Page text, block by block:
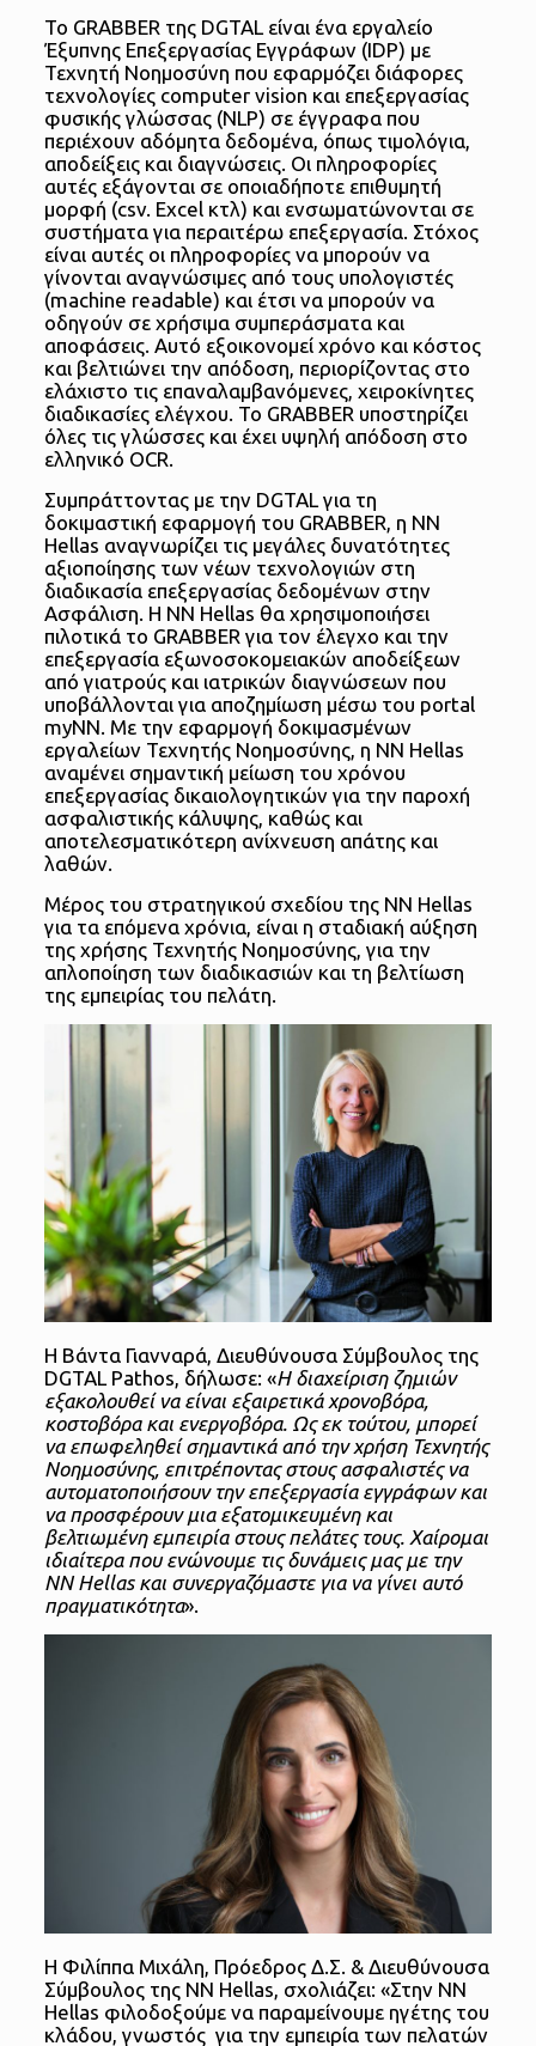
Το GRABBER της DGTAL είναι ένα εργαλείο
Έξυπνης Επεξεργασίας Εγγράφων (IDP) με
Τεχνητή Νοημοσύνη που εφαρμόζει διάφορες
τεχνολογίες computer vision και επεξεργασίας
φυσικής γλώσσας (NLP) σε έγγραφα που
περιέχουν αδόμητα δεδομένα, όπως τιμολόγια,
αποδείξεις και διαγνώσεις. Οι πληροφορίες
αυτές εξάγονται σε οποιαδήποτε επιθυμητή
μορφή (csv. Excel κτλ) και ενσωματώνονται σε
συστήματα για περαιτέρω επεξεργασία. Στόχος
είναι αυτές οι πληροφορίες να μπορούν να
γίνονται αναγνώσιμες από τους υπολογιστές
(machine readable) και έτσι να μπορούν να
οδηγούν σε χρήσιμα συμπεράσματα και
αποφάσεις. Αυτό εξοικονομεί χρόνο και κόστος
και βελτιώνει την απόδοση, περιορίζοντας στο
ελάχιστο τις επαναλαμβανόμενες, χειροκίνητες
διαδικασίες ελέγχου. Το GRABBER υποστηρίζει
όλες τις γλώσσες και έχει υψηλή απόδοση στο
ελληνικό OCR.
Συμπράττοντας με την DGTAL για τη
δοκιμαστική εφαρμογή του GRABBER, η NN
Hellas αναγνωρίζει τις μεγάλες δυνατότητες
αξιοποίησης των νέων τεχνολογιών στη
διαδικασία επεξεργασίας δεδομένων στην
Ασφάλιση. Η NN Hellas θα χρησιμοποιήσει
πιλοτικά το GRABBER για τον έλεγχο και την
επεξεργασία εξωνοσοκομειακών αποδείξεων
από γιατρούς και ιατρικών διαγνώσεων που
υποβάλλονται για αποζημίωση μέσω του portal
myNN. Με την εφαρμογή δοκιμασμένων
εργαλείων Τεχνητής Νοημοσύνης, η NN Hellas
αναμένει σημαντική μείωση του χρόνου
επεξεργασίας δικαιολογητικών για την παροχή
ασφαλιστικής κάλυψης, καθώς και
αποτελεσματικότερη ανίχνευση απάτης και
λαθών.
Μέρος του στρατηγικού σχεδίου της NN Hellas
για τα επόμενα χρόνια, είναι η σταδιακή αύξηση
της χρήσης Τεχνητής Νοημοσύνης, για την
απλοποίηση των διαδικασιών και τη βελτίωση
της εμπειρίας του πελάτη.
Η Βάντα Γιανναρά, Διευθύνουσα Σύμβουλος της
DGTAL Pathos, δήλωσε: «Η διαχείριση ζημιών
εξακολουθεί να είναι εξαιρετικά χρονοβόρα,
κοστοβόρα και ενεργοβόρα. Ως εκ τούτου, μπορεί
να επωφεληθεί σημαντικά από την χρήση Τεχνητής
Νοημοσύνης, επιτρέποντας στους ασφαλιστές να
αυτοματοποιήσουν την επεξεργασία εγγράφων και
να προσφέρουν μια εξατομικευμένη και
βελτιωμένη εμπειρία στους πελάτες τους. Χαίρομαι
ιδιαίτερα που ενώνουμε τις δυνάμεις μας με την
NN Hellas και συνεργαζόμαστε για να γίνει αυτό
πραγματικότητα».
Η Φιλίππα Μιχάλη, Πρόεδρος Δ.Σ. & Διευθύνουσα
Σύμβουλος της NN Hellas, σχολιάζει: «Στην NN
Hellas φιλοδοξούμε να παραμείνουμε ηγέτης του
κλάδου, γνωστός για την εμπειρία των πελατών